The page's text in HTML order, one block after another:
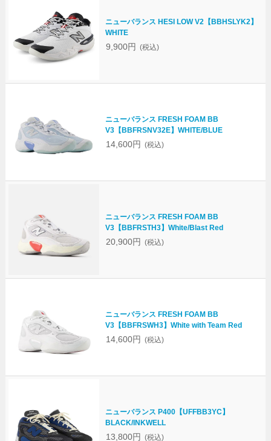
ニューバランス HESI LOW V2【BBHSLYK2】
WHITE
9,900円 (税込)
ニューバランス FRESH FOAM BB
V3【BBFRSNV32E】WHITE/BLUE
14,600円 (税込)
ニューバランス FRESH FOAM BB
V3【BBFRSTH3】White/Blast Red
20,900円 (税込)
ニューバランス FRESH FOAM BB
V3【BBFRSWH3】White with Team Red
14,600円 (税込)
ニューバランス P400【UFFBB3YC】
BLACK/INKWELL
13,800円 (税込)